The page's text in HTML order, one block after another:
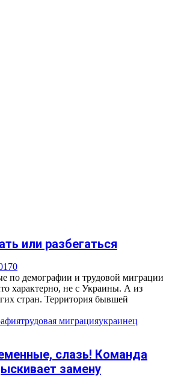
или разбегаться
0
по демографии и трудовой миграции
характерно, не с Украины. А из
стран. Территория бывшей
трудовая миграцияукраинец
слазь! Команда
замену